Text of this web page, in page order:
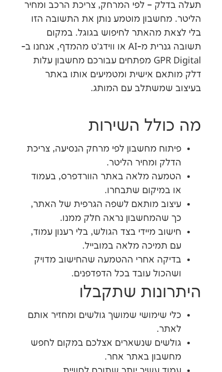
– לפי המרחק, צריכת הרכב ומחיר
מוטמע נותן את התשובה הזו
מהאתר לחיפוש בגוגל. במקום
תשובה גנרית מ-AI או ווידג'ט מהמדף, אנחנו ב-
GPR Digital מפתחים עבורכם מחשבון עלות
אישית ומטמיעים אותו באתר
שמשתלב עם המותג.
השירות
מחשבון לפי מרחק הנסיעה, צריכת
ומחיר הליטר.
מלאה באתר הוורדפרס, בעמוד
במיקום שתבחרו.
מותאם לשפה הגרפית של האתר,
שהמחשבון נראה חלק ממנו.
מיידי בצד הגולש, בלי רענון עמוד,
תמיכה מלאה במובייל.
אחרי ההטמעה שהחישוב מדויק
עובד בכל הדפדפנים.
שתקבלו
שימושי שמושך גולשים ומחזיר אותם
שנשארים אצלכם במקום לחפש
באתר אחר.